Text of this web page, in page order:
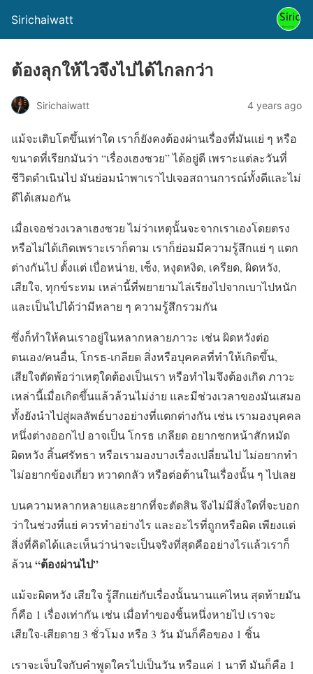
Sirichaiwatt
ต้องลุกให้ไวจึงไปได้ไกลกว่า
Sirichaiwatt 4 years ago
แม้จะเติบโตขึ้นเท่าใด เราก็ยังคงต้องผ่านเรื่องที่มันแย่ ๆ หรือ
ขนาดที่เรียกมันว่า “เรื่องเฮงซวย” ได้อยู่ดี เพราะแต่ละวันที่
ชีวิตดำเนินไป มันย่อมนำพาเราไปเจอสถานการณ์ทั้งดีและไม่
ดีได้เสมอกัน
เมื่อเจอช่วงเวลาเฮงซวย ไม่ว่าเหตุนั้นจะจากเราเองโดยตรง
หรือไม่ได้เกิดเพราะเราก็ตาม เราก็ย่อมมีความรู้สึกแย่ ๆ แตก
ต่างกันไป ตั้งแต่ เบื่อหน่าย, เซ็ง, หงุดหงิด, เครียด, ผิดหวัง,
เสียใจ, ทุกข์ระทม เหล่านี้ที่พยายามไล่เรียงไปจากเบาไปหนัก
และเป็นไปได้ว่ามีหลาย ๆ ความรู้สึกรวมกัน
ซึ่งก็ทำให้คนเราอยู่ในหลากหลายภาวะ เช่น ผิดหวังต่อ
ตนเอง/คนอื่น, โกรธ-เกลียด สิ่งหรือบุคคลที่ทำให้เกิดขึ้น,
เสียใจตัดพ้อว่าเหตุใดต้องเป็นเรา หรือทำไมจึงต้องเกิด ภาวะ
เหล่านี้เมื่อเกิดขึ้นแล้วล้วนไม่ง่าย และมีช่วงเวลาของมันเสมอ
ทั้งยังนำไปสู่ผลลัพธ์บางอย่างที่แตกต่างกัน เช่น เรามองบุคคล
หนึ่งต่างออกไป อาจเป็น โกรธ เกลียด อยากชกหน้าสักหมัด
ผิดหวัง สิ้นศรัทธา หรือเรามองบางเรื่องเปลี่ยนไป ไม่อยากทำ
ไม่อยากข้องเกี่ยว หวาดกลัว หรือต่อต้านในเรื่องนั้น ๆ ไปเลย
บนความหลากหลายและยากที่จะตัดสิน จึงไม่มีสิ่งใดที่จะบอก
ว่าในช่วงที่แย่ ควรทำอย่างไร และอะไรที่ถูกหรือผิด เพียงแต่
สิ่งที่คิดได้และเห็นว่าน่าจะเป็นจริงที่สุดคืออย่างไรแล้วเราก็
ล้วน“ต้องผ่านไป”
แม้จะผิดหวัง เสียใจ รู้สึกแย่กับเรื่องนั้นนานแค่ไหน สุดท้ายมัน
ก็คือ 1 เรื่องเท่ากัน เช่น เมื่อทำของชิ้นหนึ่งหายไป เราจะ
เสียใจ-เสียดาย 3 ชั่วโมง หรือ 3 วัน มันก็คือของ 1 ชิ้น
เราจะเจ็บใจกับคำพูดใครไปเป็นวัน หรือแค่ 1 นาที มันก็คือ 1